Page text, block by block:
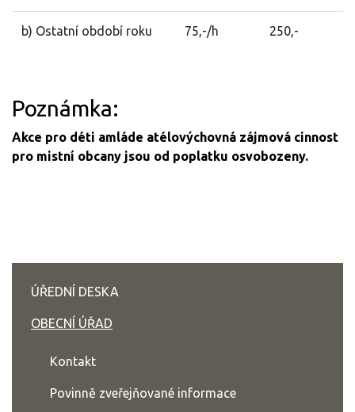
b) Ostatní období roku 75,-/h 250,-
Poznámka:
Akce pro déti amláde atélovýchovná zájmová cinnost
pro mistní obcany jsou od poplatku osvobozeny.
ÚŘEDNÍ DESKA
OBECNÍ ÚŘAD
Kontakt
Povinně zveřejňované informace